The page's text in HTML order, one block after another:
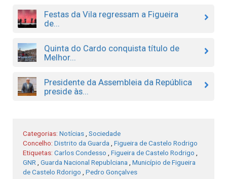
Festas da Vila regressam a Figueira
de...
Quinta do Cardo conquista título de
Melhor...
Presidente da Assembleia da República
preside às...
Categorias: Notícias Sociedade
Concelho: Distrito da Guarda
Figueira de Castelo Rodrigo
Etiquetas: Carlos Condesso Figueira de Castelo Rodrigo
GNR
Guarda Nacional Republciana
Município de Figueira
de Castelo Rdorigo
Pedro Gonçalves